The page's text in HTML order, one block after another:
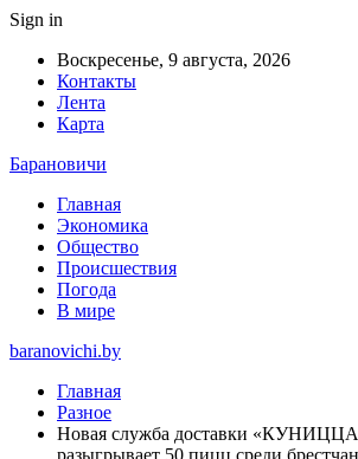
Sign in
Воскресенье, 9 августа, 2026
Контакты
Лента
Карта
Барановичи
Главная
Экономика
Общество
Происшествия
Погода
В мире
baranovichi.by
Главная
Разное
Новая служба доставки
разыгрывает 50 пицц среди